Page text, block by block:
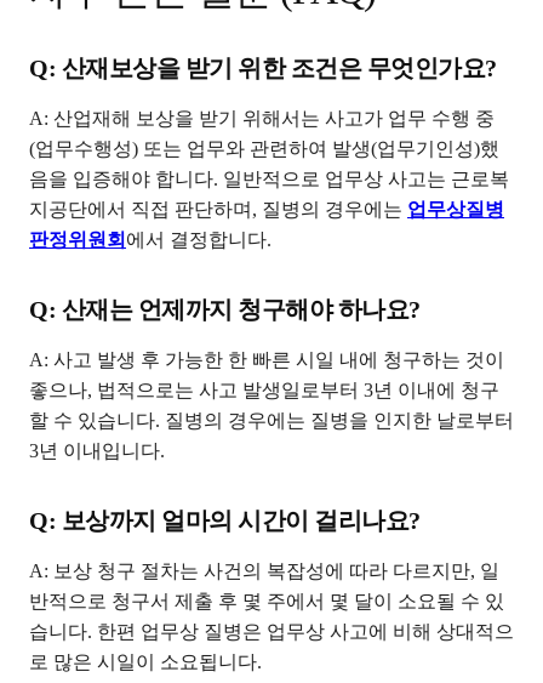
Q: 산재보상을 받기 위한 조건은 무엇인가요?
A: 산업재해 보상을 받기 위해서는 사고가 업무 수행 중
(업무수행성) 또는 업무와 관련하여 발생(업무기인성)했
음을 입증해야 합니다. 일반적으로 업무상 사고는 근로복
지공단에서 직접 판단하며, 질병의 경우에는 업무상질병
판정위원회 에서 결정합니다.
Q: 산재는 언제까지 청구해야 하나요?
A: 사고 발생 후 가능한 한 빠른 시일 내에 청구하는 것이
좋으나, 법적으로는 사고 발생일로부터 3년 이내에 청구
할 수 있습니다. 질병의 경우에는 질병을 인지한 날로부터
3년 이내입니다.
Q: 보상까지 얼마의 시간이 걸리나요?
A: 보상 청구 절차는 사건의 복잡성에 따라 다르지만, 일
반적으로 청구서 제출 후 몇 주에서 몇 달이 소요될 수 있
습니다. 한편 업무상 질병은 업무상 사고에 비해 상대적으
로 많은 시일이 소요됩니다.